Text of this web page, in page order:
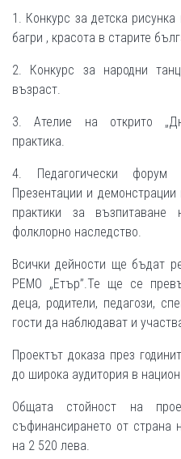
1. Конкурс за детска
багри , красота в старите
2. Конкурс за народни
възраст.
3. Ателие на открито
практика.
4. Педагогически
Презентации и
практики за
фолклорно наследство.
Всички дейности ще бъдат
РЕМО „Етър”.Те ще се
деца, родители, педагози,
гости да наблюдават и
Проектът доказа през
до широка аудитория в
Общата стойност на
съфинансирането от страна
на 2 520 лева.